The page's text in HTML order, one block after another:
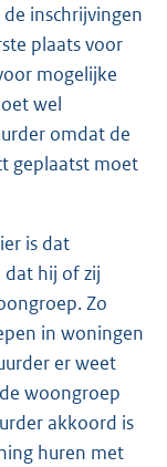
inschrijvingen
plaats voor
mogelijke
wel
omdat de
geplaatst moet
is dat
hij of zij
Zo
in woningen
er weet
woongroep
akkoord is
huren met